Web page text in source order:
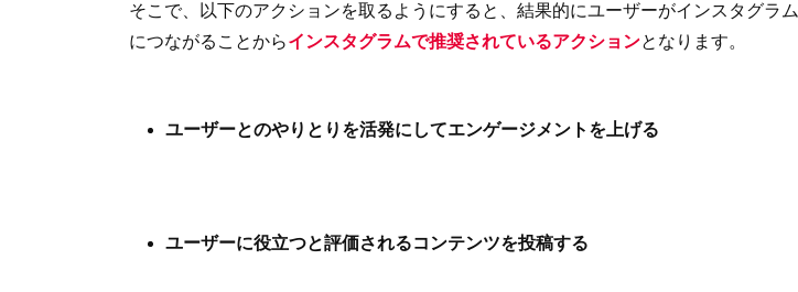
そこで、以下のアクションを取るようにすると、結果的にユーザーがインスタグラ
につながることからインスタグラムで推奨されているアクションとなります。
ユーザーとのやりとりを活発にしてエンゲージメントを上げる
ユーザーに役立つと評価されるコンテンツを投稿する